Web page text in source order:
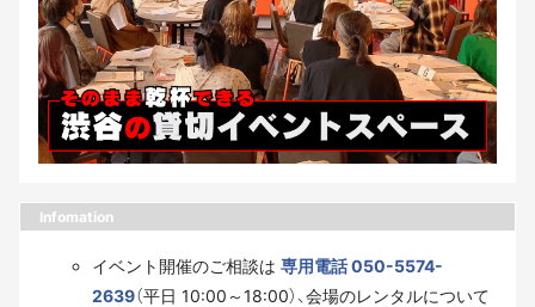
Infomation
イベント開催のご相談は 専用電話 050-5574-
2639（平日 10:00～18:00）、会場のレンタルについて